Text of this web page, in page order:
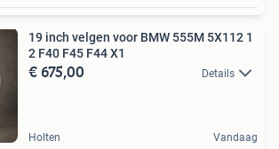
19 inch velgen voor BMW 555M 5X112 1
2 F40 F45 F44 X1
€ 675,00 Details
Holten Vandaag